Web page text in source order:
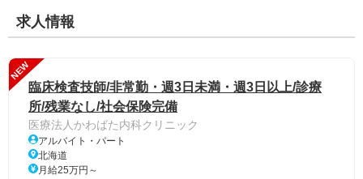
求人情報
NEW
臨床検査技師/非常勤・週3日未満・週3日以上/診療
所/残業なし/社会保険完備
医療法人かわばた内科クリニック
アルバイト・パート
北海道
月給25万円～